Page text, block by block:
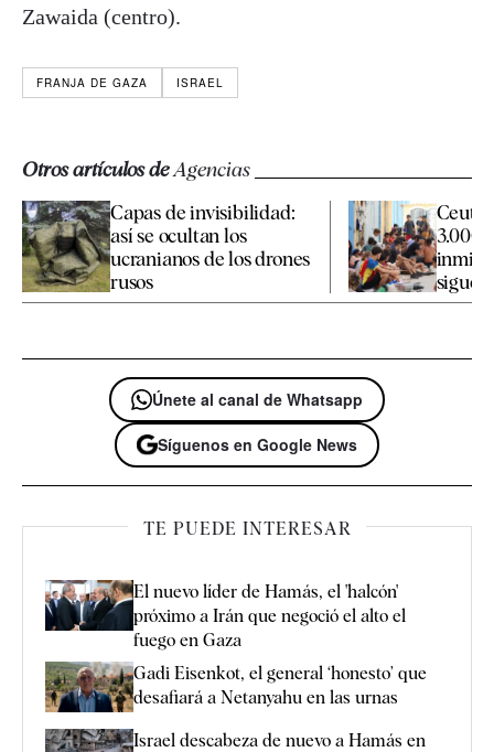
Zawaida (centro).
FRANJA DE GAZA ISRAEL
Otros artículos deAgencias
Capas de invisibilidad:
así se ocultan los
ucranianos de los drones
rusos
Ceuta
3.000
Únete al canal de Whatsapp
Síguenos en Google News
TE PUEDE INTERESAR
El nuevo líder de Hamás, el 'halcón'
próximo a Irán que negoció el alto el
fuego en Gaza
Gadi Eisenkot, el general ‘honesto’ que
desafiará a Netanyahu en las urnas
Israel descabeza de nuevo a Hamás en